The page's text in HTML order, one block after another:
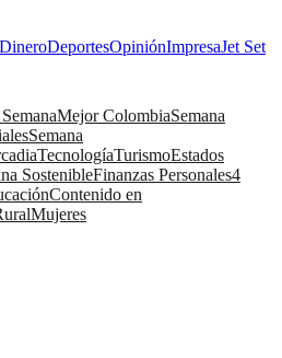
DineroDeportesOpiniónImpresaJet Set
Mejor ColombiaSemana
Semana
TecnologíaTurismoEstados
SostenibleFinanzas Personales4
Contenido en
Mujeres